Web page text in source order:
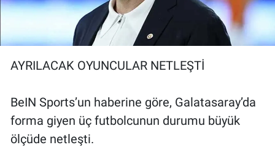
AYRILACAK OYUNCULAR NETLEŞTİ
BeIN Sports’un haberine göre, Galatasaray’da
forma giyen üç futbolcunun durumu büyük
ölçüde netleşti.